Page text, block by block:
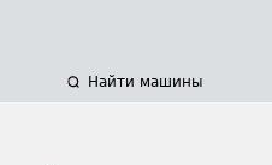
Найти машины